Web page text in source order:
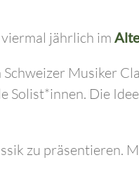
jährlich im
Musiker
Solist*innen. Die
zu